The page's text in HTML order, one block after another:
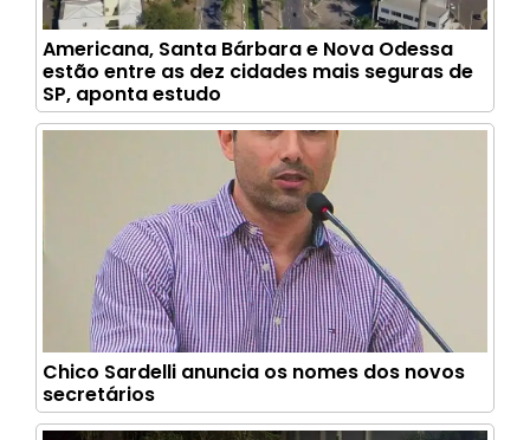
Americana, Santa Bárbara e Nova Odessa
estão entre as dez cidades mais seguras de
SP, aponta estudo
Chico Sardelli anuncia os nomes dos novos
secretários